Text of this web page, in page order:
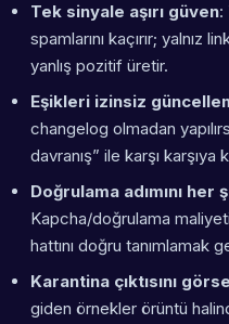
Tek sinyale aşırı güven:
spamlarını kaçırır; yalnız
yanlış pozitif üretir.
Eşikleri izinsiz
changelog olmadan
davranış” ile karşı karşıya
Doğrulama adımını
Kapcha/doğrulama
hattını doğru tanımlamak
Karantina çıktısını
giden örnekler örüntü